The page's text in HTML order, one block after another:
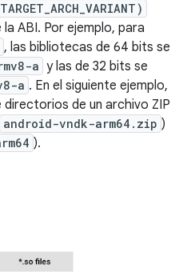
ABI. Por ejemplo, para
, las bibliotecas de 64 bits se
a y las de 32 bits se
a . En el siguiente ejemplo,
de un archivo ZIP
android-vndk-arm64.zip )
).